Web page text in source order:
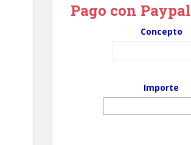
Pago con Paypal
Concepto
Importe